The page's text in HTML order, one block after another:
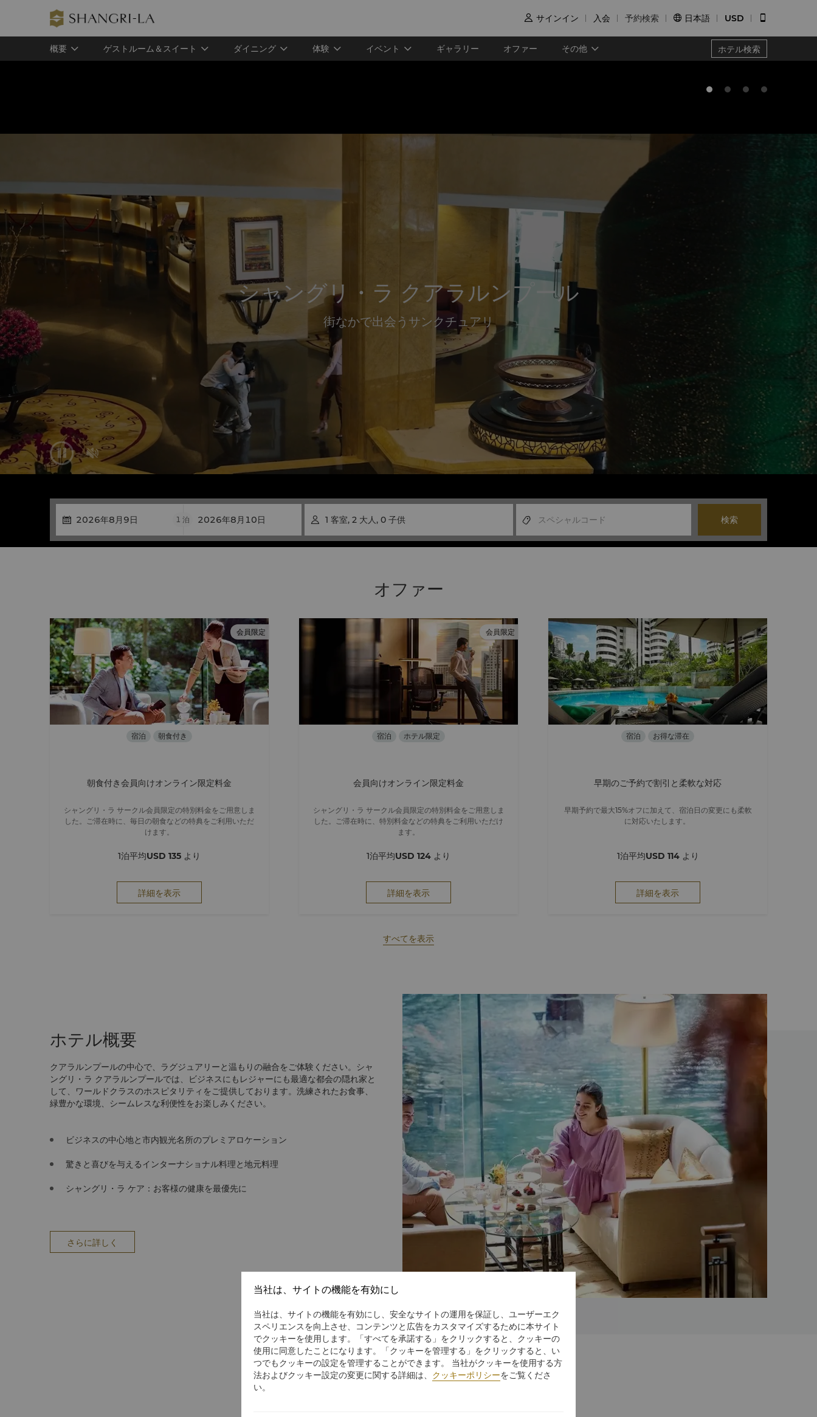
 サインイン 入会 予約検索  日本語 USD
概要 ゲストルーム＆スイート ダイニング 体験 イベント ギャラリー オファー その他 ホテル検索
シャングリ・ラ クアラルンプール
街なかで出会うサンクチュアリ
 
1 泊  1 客室, 2 大人 , 0 子供 検索
オファー
会員限定
宿泊 朝食付き
朝食付き会員向けオンライン限定料金
シャングリ・ラ サークル会員限定の特別料金をご用意しま
した。ご滞在時に、毎日の朝食などの特典をご利用いただ
けます。
1泊平均USD 135 より
詳細を表示
会員限定
宿泊 ホテル限定
会員向けオンライン限定料金
シャングリ・ラ サークル会員限定の特別料金をご用意しま
した。ご滞在時に、特別料金などの特典をご利用いただけ
ます。
1泊平均USD 124 より
詳細を表示
宿泊 お得な滞在
早期のご予約で割引と柔軟な対応
早期予約で最大15%オフに加えて、宿泊日の変更にも柔軟
に対応いたします。
1泊平均USD 114より
詳細を表示
すべてを表示
ホテル概要
クアラルンプールの中心で、ラグジュアリーと温もりの融合をご体験ください。シャ
ングリ・ラ クアラルンプールでは、ビジネスにもレジャーにも最適な都会の隠れ家と
して、ワールドクラスのホスピタリティをご提供しております。洗練されたお食事、
緑豊かな環境、シームレスな利便性をお楽しみください。
ビジネスの中心地と市内観光名所のプレミアロケーション
驚きと喜びを与えるインターナショナル料理と地元料理
シャングリ・ラ ケア：お客様の健康を最優先に
さらに詳しく
当社は、サイトの機能を有効にし
当社は、サイトの機能を有効にし、安全なサイトの運用を保証し、ユーザーエク
スペリエンスを向上させ、コンテンツと広告をカスタマイズするために本サイト
でクッキーを使用します。「すべてを承諾する」をクリックすると、クッキーの
使用に同意したことになります。「クッキーを管理する」をクリックすると、い
つでもクッキーの設定を管理することができます。 当社がクッキーを使用する方
法およびクッキー設定の変更に関する詳細は、 クッキーポリシーをご覧くださ
い。